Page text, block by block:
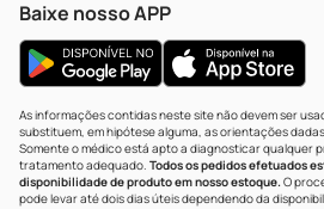
Baixe nosso APP
As informações contidas neste site não devem ser
substituem, em hipótese alguma, as orientações
Somente o médico está apto a diagnosticar qualquer
tratamento adequado. Todos os pedidos efetuados
disponibilidade de produto em nosso estoque.O
pode levar até dois dias úteis dependendo da